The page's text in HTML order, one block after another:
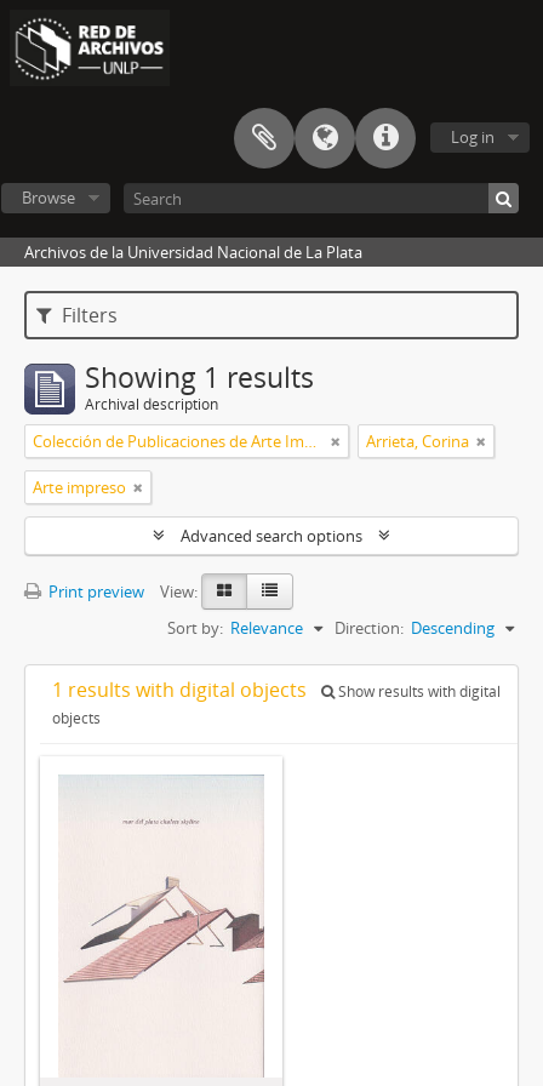
Log in
Browse
Archivos de la Universidad Nacional de La Plata
Filters
Showing 1 results
Archival description
Colección de Publicaciones de Arte Impreso Arrieta, Corina
Arte impreso
Advanced search options
Print preview
View:
Sort by: Relevance Direction: Descending
1 results with digital objects
Show results with digital
objects